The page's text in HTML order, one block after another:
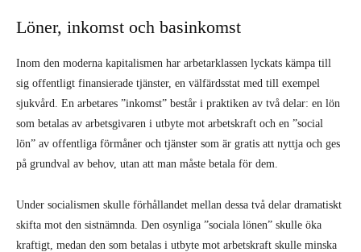
Löner, inkomst och basinkomst
Inom den moderna kapitalismen har arbetarklassen lyckats kämpa till
sig offentligt finansierade tjänster, en välfärdsstat med till exempel
sjukvård. En arbetares ”inkomst” består i praktiken av två delar: en lön
som betalas av arbetsgivaren i utbyte mot arbetskraft och en ”social
lön” av offentliga förmåner och tjänster som är gratis att nyttja och ges
på grundval av behov, utan att man måste betala för dem.
Under socialismen skulle förhållandet mellan dessa två delar dramatiskt
skifta mot den sistnämnda. Den osynliga ”sociala lönen” skulle öka
kraftigt, medan den som betalas i utbyte mot arbetskraft skulle minska